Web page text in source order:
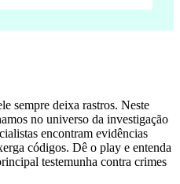
sempre deixa rastros. Neste
no universo da investigação
encontram evidências
códigos. Dê o play e entenda
testemunha contra crimes